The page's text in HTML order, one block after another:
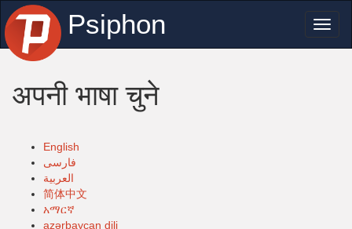
Psiphon
अपनी भाषा चुने
English
فارسی
العربية
简体中文
አማርኛ
azərbaycan dili